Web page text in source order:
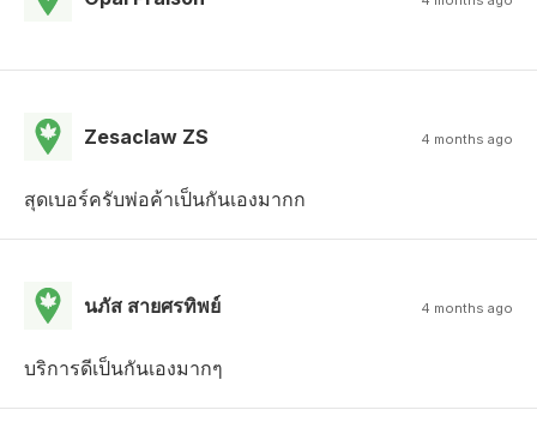
Zesaclaw ZS 4 months ago
สุดเบอร์ครับพ่อค้าเป็นกันเองมากก
นภัส สายศรทิพย์ 4 months ago
บริการดีเป็นกันเองมากๆ